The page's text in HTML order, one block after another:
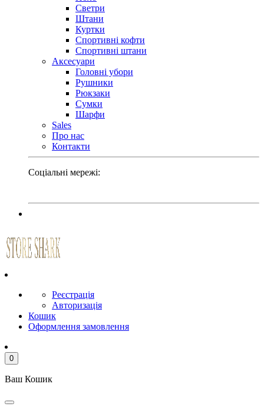
Светри
Штани
Куртки
Cпортивні кофти
Спортивні штани
Аксесуари
Головні убори
Рушники
Рюкзаки
Сумки
Шарфи
Sales
Про нас
Контакти
Соціальні мережі:
Реєстрація
Авторизація
Кошик
Оформлення замовлення
0
Ваш Кошик